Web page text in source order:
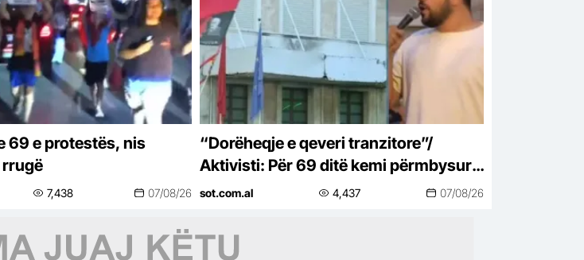
69 e protestës, nis
7,438 07/08/26
“Dorëheqje e qeveri tranzitore”/
Aktivisti: Për 69 ditë kemi përmbysur
propagandën e Ramës, më i
sot.com.al 4,437 07/08/26